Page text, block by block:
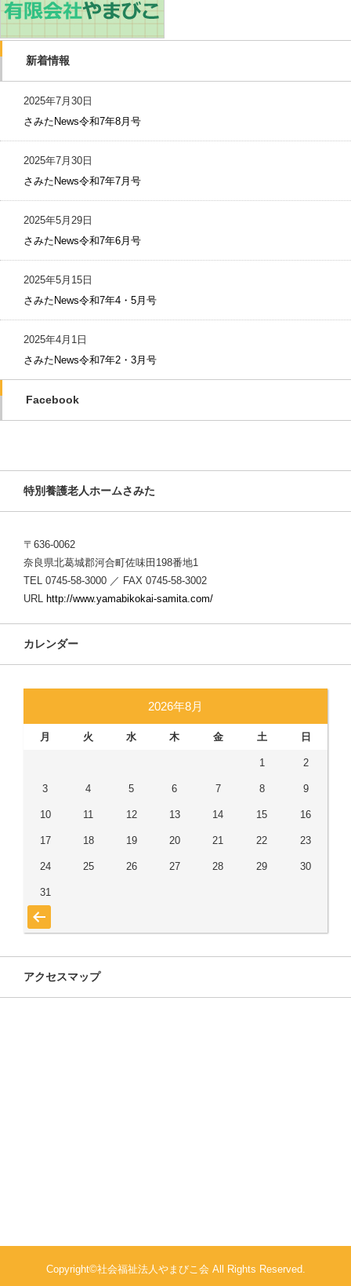
新着情報
2025年7月30日
さみたNews令和7年8月号
2025年7月30日
さみたNews令和7年7月号
2025年5月29日
さみたNews令和7年6月号
2025年5月15日
さみたNews令和7年4・5月号
2025年4月1日
さみたNews令和7年2・3月号
Facebook
特別養護老人ホームさみた
〒636-0062
奈良県北葛城郡河合町佐味田198番地1
TEL 0745-58-3000 ／ FAX 0745-58-3002
URL http://www.yamabikokai-samita.com/
カレンダー
2026年8月
月 火 水 木 金 土 日
1 2
3 4 5 6 7 8 9
10 11 12 13 14 15 16
17 18 19 20 21 22 23
24 25 26 27 28 29 30
31
« 7月
アクセスマップ
Copyright©社会福祉法人やまびこ会 All Rights Reserved.